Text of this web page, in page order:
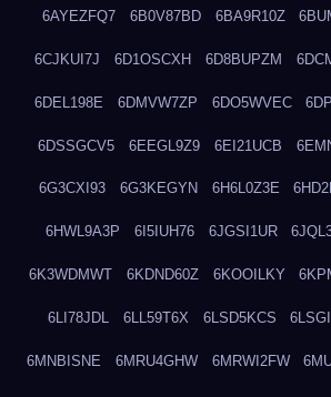
6AYEZFQ7 6B0V87BD 6BA9R10Z
6CJKUI7J 6D1OSCXH 6D8BUPZM
6DEL198E 6DMVW7ZP 6DO5WVEC
6DSSGCV5 6EEGL9Z9 6EI21UCB
6G3CXI93 6G3KEGYN 6H6L0Z3E
6HWL9A3P 6I5IUH76 6JGSI1UR
6K3WDMWT 6KDND60Z 6KOOILKY
6LI78JDL 6LL59T6X 6LSD5KCS
6MNBISNE 6MRU4GHW 6MRWI2FW